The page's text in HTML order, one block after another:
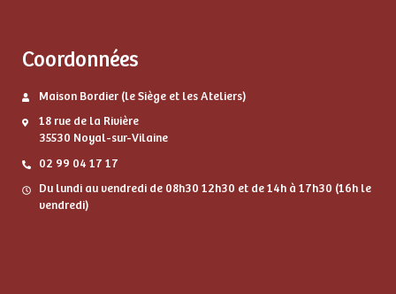
Coordonnées
Maison Bordier (le Siège et les Ateliers)
18 rue de la Rivière
35530 Noyal-sur-Vilaine
02 99 04 17 17
Du lundi au vendredi de 08h30 12h30 et de 14h à 17h30 (16h le
vendredi)